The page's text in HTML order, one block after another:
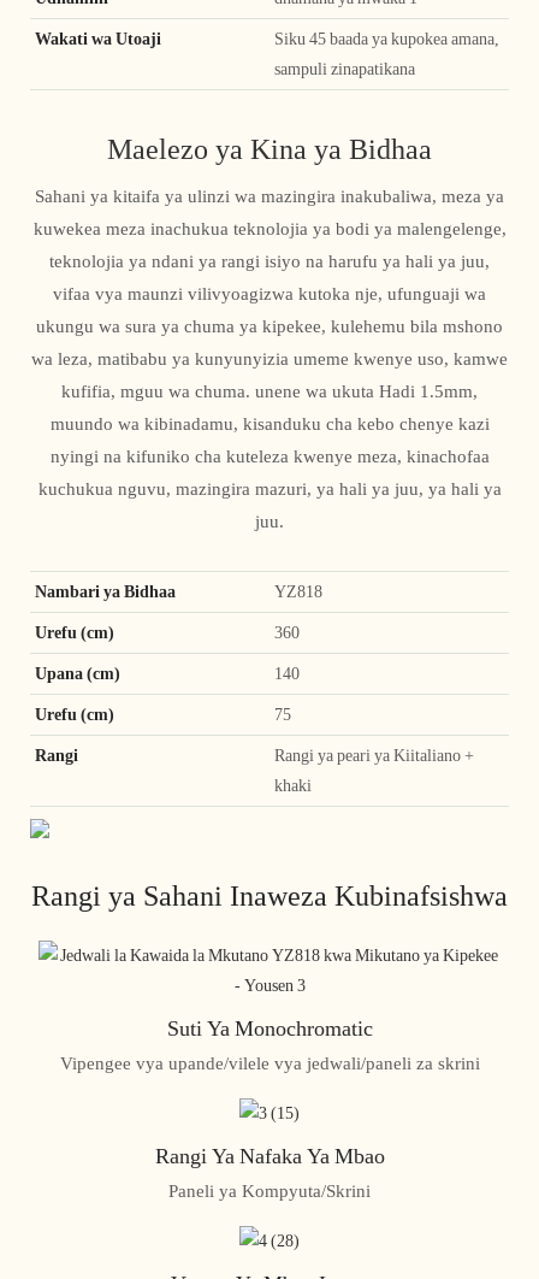
Wakati wa Utoaji
Siku 45 baada ya kupokea amana,
sampuli zinapatikana
Maelezo ya Kina ya Bidhaa
Sahani ya kitaifa ya ulinzi wa mazingira inakubaliwa, meza ya
kuwekea meza inachukua teknolojia ya bodi ya malengelenge,
teknolojia ya ndani ya rangi isiyo na harufu ya hali ya juu,
vifaa vya maunzi vilivyoagizwa kutoka nje, ufunguaji wa
ukungu wa sura ya chuma ya kipekee, kulehemu bila mshono
wa leza, matibabu ya kunyunyizia umeme kwenye uso, kamwe
kufifia, mguu wa chuma. unene wa ukuta Hadi 1.5mm,
muundo wa kibinadamu, kisanduku cha kebo chenye kazi
nyingi na kifuniko cha kuteleza kwenye meza, kinachofaa
kuchukua nguvu, mazingira mazuri, ya hali ya juu, ya hali ya
juu.
Nambari ya Bidhaa YZ818
Urefu (cm) 360
Upana (cm) 140
Urefu (cm) 75
Rangi
Rangi ya peari ya Kiitaliano +
khaki
Rangi ya Sahani Inaweza Kubinafsishwa
Suti Ya Monochromatic
Vipengee vya upande/vilele vya jedwali/paneli za skrini
Rangi Ya Nafaka Ya Mbao
Paneli ya Kompyuta/Skrini